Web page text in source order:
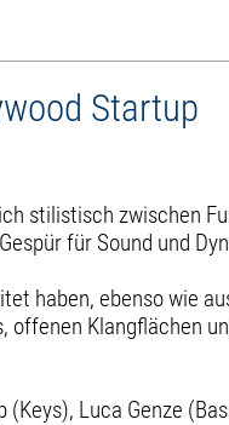
Startup
stilistisch zwischen
für Sound und
haben, ebenso wie
offenen Klangflächen
Luca Genze